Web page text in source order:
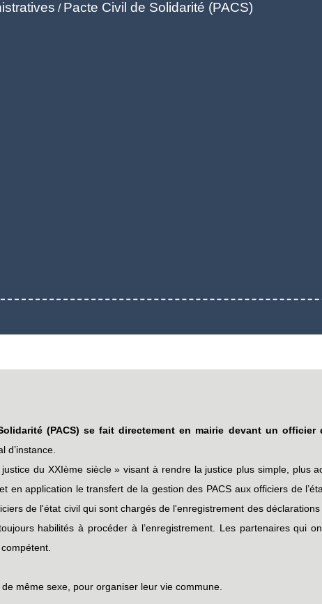
/ Pacte Civil de Solidarité (PACS)
(PACS) se fait directement en mairie devant un officier
d’instance.
du XXIème siècle » visant à rendre la justice plus simple, plus
application le transfert de la gestion des PACS aux officiers de
de l'état civil qui sont chargés de l'enregistrement des
habilités à procéder à l’enregistrement. Les partenaires qui
même sexe, pour organiser leur vie commune.